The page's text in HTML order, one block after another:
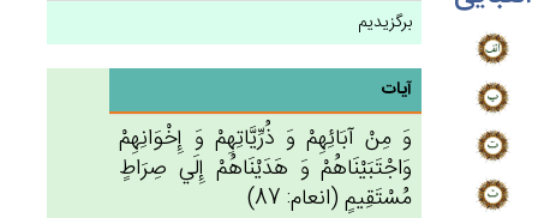
برگزیدیم
آیات
وَ مِن‌ْ آبَائِهِم‌ْ وَ ذُرِّيَّاتِهِم‌ْ وَ إِخْوَانِهِم‌ْ
وَاجْتَبَيْنَاهُم‌ْ وَ هَدَيْنَاهُم‌ْ إِلَي‌ صِرَاط‌ٍ
مُسْتَقِيم‌ٍ (انعام: 87)